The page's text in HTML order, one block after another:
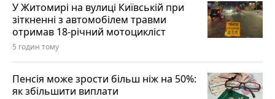
У Житомирі на вулиці Київській при
зіткненні з автомобілем травми
отримав 18-річний мотоцикліст
5 годин тому
Пенсія може зрости більш ніж на 50%:
як збільшити виплати